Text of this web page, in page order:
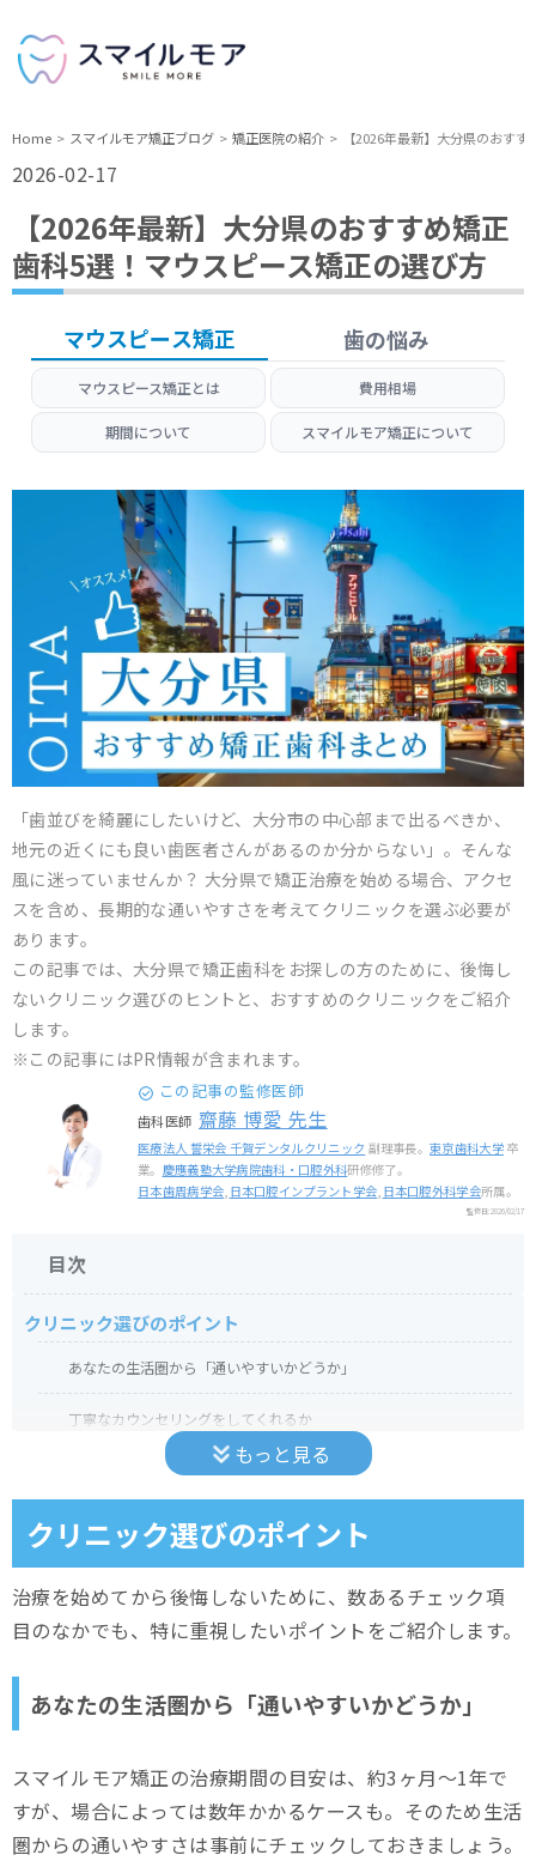
Home スマイルモア矯正ブログ 矯正医院の紹介 【2026年最新】大分県のおす
2026-02-17
【2026年最新】大分県のおすすめ矯正
歯科5選！マウスピース矯正の選び方
マウスピース矯正 歯の悩み
マウスピース矯正とは 費用相場
期間について スマイルモア矯正について
「歯並びを綺麗にしたいけど、大分市の中心部まで出るべきか、
地元の近くにも良い歯医者さんがあるのか分からない」。そんな
風に迷っていませんか？ 大分県で矯正治療を始める場合、アクセ
スを含め、長期的な通いやすさを考えてクリニックを選ぶ必要が
あります。
この記事では、大分県で矯正歯科をお探しの方のために、後悔し
ないクリニック選びのヒントと、おすすめのクリニックをご紹介
します。
※この記事にはPR情報が含まれます。
この記事の監修医師
歯科医師 齋藤 博愛 先生
医療法人 誓栄会 千賀デンタルクリニック 副理事長。東京歯科大学 卒
業。 慶應義塾大学病院歯科・口腔外科研修修了。
日本歯周病学会, 日本口腔インプラント学会, 日本口腔外科学会所属。
監修日:2026/02/17
目次
クリニック選びのポイント
あなたの生活圏から「通いやすいかどうか」
丁寧なカウンセリングをしてくれるか
医院情報
タカサゴデンタルオフィス
矯正歯科スマイル・クリニック
大分矯正歯科
まとめ
もっと見る
クリニック選びのポイント
治療を始めてから後悔しないために、数あるチェック項
目のなかでも、特に重視したいポイントをご紹介します。
あなたの生活圏から「通いやすいかどうか」
スマイルモア矯正の治療期間の目安は、約3ヶ月～1年で
すが、場合によっては数年かかるケースも。そのため生活
圏からの通いやすさは事前にチェックしておきましょう。